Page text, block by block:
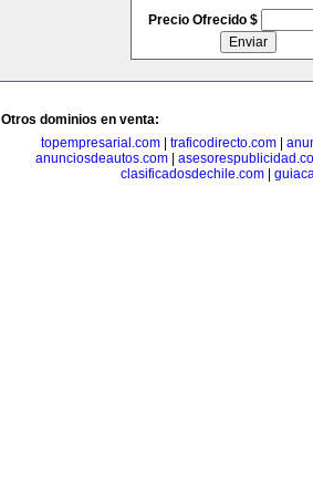
Precio Ofrecido $
Otros dominios en venta:
topempresarial.com
traficodirecto.com
anunciosdeautos.com|
clasificadosdechile.com|